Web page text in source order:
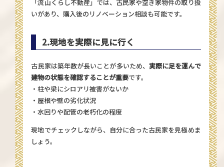
「流山くらし不動産」では、古民家や空き家物件の取り扱
いがあり、購入後のリノベーション相談も可能です。
2.現地を実際に見に行く
古民家は築年数が長いことが多いため、 実際に足を運んで
建物の状態を確認することが重要です。
・柱や梁にシロアリ被害がないか
・屋根や壁の劣化状況
・水回りや配管の老朽化の程度
現地でチェックしながら、自分に合った古民家を見極めま
しょう。